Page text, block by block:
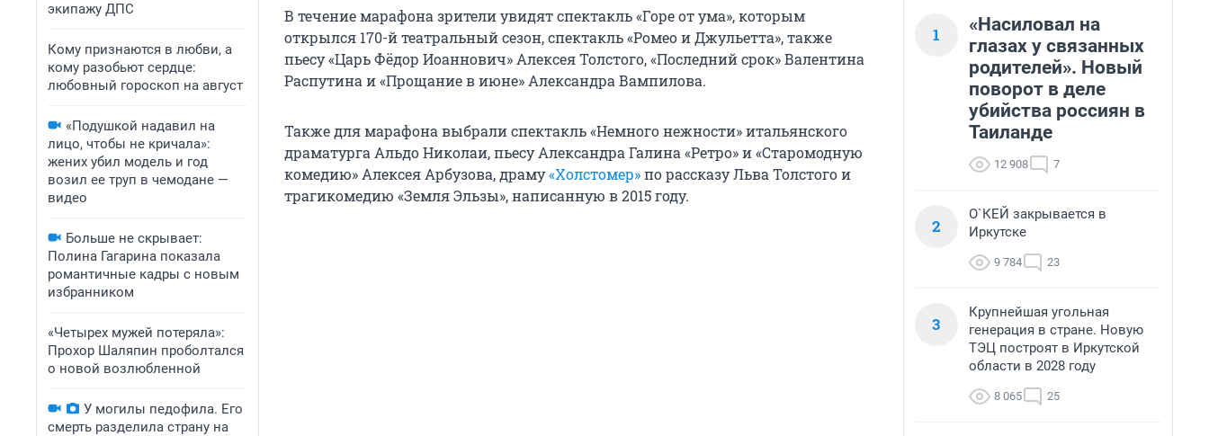
экипажу ДПС
Кому признаются в любви, а
кому разобьют сердце:
любовный гороскоп на август
«Подушкой надавил на
лицо, чтобы не кричала»:
жених убил модель и год
возил ее труп в чемодане —
видео
Больше не скрывает:
Полина Гагарина показала
романтичные кадры с новым
избранником
«Четырех мужей потеряла»:
Прохор Шаляпин проболтался
о новой возлюбленной
У могилы педофила. Его
смерть разделила страну на
В течение марафона зрители увидят спектакль «Горе от ума», которым
открылся 170-й театральный сезон, спектакль «Ромео и Джульетта», также
пьесу «Царь Фёдор Иоаннович» Алексея Толстого, «Последний срок» Валентина
Распутина и «Прощание в июне» Александра Вампилова.
Также для марафона выбрали спектакль «Немного нежности» итальянского
драматурга Альдо Николаи, пьесу Александра Галина «Ретро» и «Старомодную
комедию» Алексея Арбузова, драму«Холстомер»по рассказу Льва Толстого и
трагикомедию «Земля Эльзы», написанную в 2015 году.
1
«Насиловал на
глазах у связанных
родителей». Новый
поворот в деле
убийства россиян в
Таиланде
12 908 7
2
О`КЕЙ закрывается в
Иркутске
9 784 23
3
Крупнейшая угольная
генерация в стране. Новую
ТЭЦ построят в Иркутской
области в 2028 году
8 065 25